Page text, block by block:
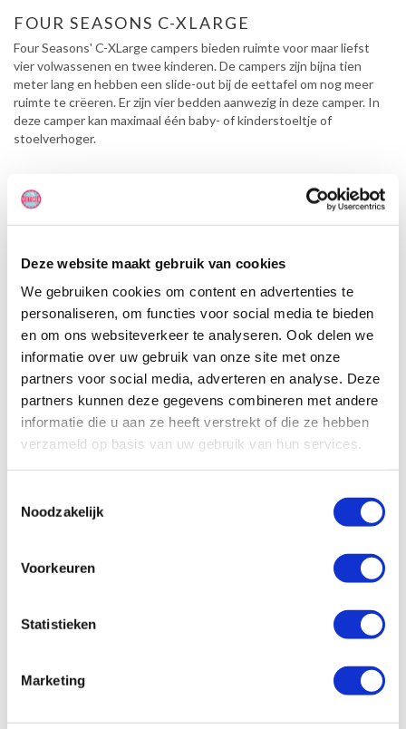
Deze website maakt gebruik van cookies
We gebruiken cookies om content en advertenties te
personaliseren, om functies voor social media te bieden
en om ons websiteverkeer te analyseren. Ook delen we
informatie over uw gebruik van onze site met onze
partners voor social media, adverteren en analyse. Deze
partners kunnen deze gegevens combineren met andere
informatie die u aan ze heeft verstrekt of die ze hebben
verzameld op basis van uw gebruik van hun services.
Noodzakelijk
Voorkeuren
Statistieken
Marketing
FOUR SEASONS C-XLARGE
Four Seasons' C-XLarge campers bieden ruimte voor maar liefst
vier volwassenen en twee kinderen. De campers zijn bijna tien
meter lang en hebben een slide-out bij de eettafel om nog meer
ruimte te crëeren. Er zijn vier bedden aanwezig in deze camper. In
deze camper kan maximaal één baby- of kinderstoeltje of
stoelverhoger.